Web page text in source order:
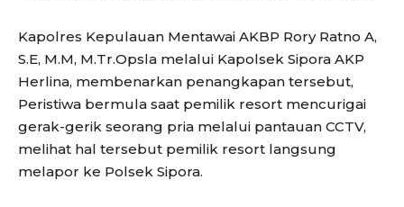
Kapolres Kepulauan Mentawai AKBP Rory Ratno A,
S.E, M.M, M.Tr.Opsla melalui Kapolsek Sipora AKP
Herlina, membenarkan penangkapan tersebut,
Peristiwa bermula saat pemilik resort mencurigai
gerak-gerik seorang pria melalui pantauan CCTV,
melihat hal tersebut pemilik resort langsung
melapor ke Polsek Sipora.